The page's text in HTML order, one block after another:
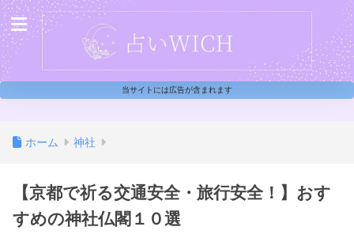
当サイトには広告が含まれます
ホーム 神社
【京都で祈る交通安全・旅行安全！】おす
すめの神社仏閣１０選